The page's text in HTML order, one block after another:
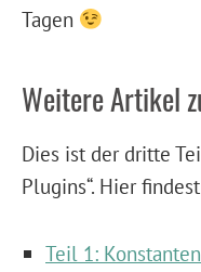
Tagen
Weitere Artikel
Dies ist der dritte
Plugins“. Hier
Teil 1: